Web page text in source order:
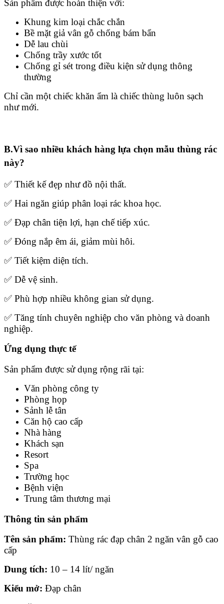
Sản phẩm được hoàn thiện với:
Khung kim loại chắc chắn
Bề mặt giả vân gỗ chống bám bẩn
Dễ lau chùi
Chống trầy xước tốt
Chống gỉ sét trong điều kiện sử dụng thông
thường
Chỉ cần một chiếc khăn ẩm là chiếc thùng luôn sạch
như mới.
B.Vì sao nhiều khách hàng lựa chọn mẫu thùng rác
này?
✅ Thiết kế đẹp như đồ nội thất.
✅ Hai ngăn giúp phân loại rác khoa học.
✅ Đạp chân tiện lợi, hạn chế tiếp xúc.
✅ Đóng nắp êm ái, giảm mùi hôi.
✅ Tiết kiệm diện tích.
✅ Dễ vệ sinh.
✅ Phù hợp nhiều không gian sử dụng.
✅ Tăng tính chuyên nghiệp cho văn phòng và doanh
nghiệp.
Ứng dụng thực tế
Sản phẩm được sử dụng rộng rãi tại:
Văn phòng công ty
Phòng họp
Sảnh lễ tân
Căn hộ cao cấp
Nhà hàng
Khách sạn
Resort
Spa
Trường học
Bệnh viện
Trung tâm thương mại
Thông tin sản phẩm
Tên sản phẩm: Thùng rác đạp chân 2 ngăn vân gỗ cao
cấp
Dung tích: 10 – 14 lít/ ngăn
Kiểu mở: Đạp chân